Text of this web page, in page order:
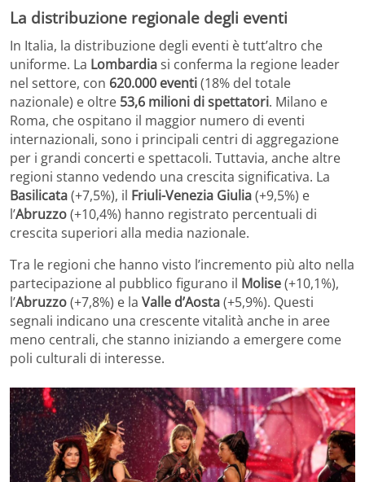
La distribuzione regionale degli eventi
In Italia, la distribuzione degli eventi è tutt’altro che
uniforme. La Lombardiasi conferma la regione leader
nel settore, con 620.000 eventi(18% del totale
nazionale) e oltre 53,6 milioni di spettatori. Milano e
Roma, che ospitano il maggior numero di eventi
internazionali, sono i principali centri di aggregazione
per i grandi concerti e spettacoli. Tuttavia, anche altre
regioni stanno vedendo una crescita significativa. La
Basilicata(+7,5%), il Friuli-Venezia Giulia(+9,5%) e
l’Abruzzo(+10,4%) hanno registrato percentuali di
crescita superiori alla media nazionale.
Tra le regioni che hanno visto l’incremento più alto nella
partecipazione al pubblico figurano il Molise(+10,1%),
l’Abruzzo(+7,8%) e la Valle d’Aosta(+5,9%). Questi
segnali indicano una crescente vitalità anche in aree
meno centrali, che stanno iniziando a emergere come
poli culturali di interesse.